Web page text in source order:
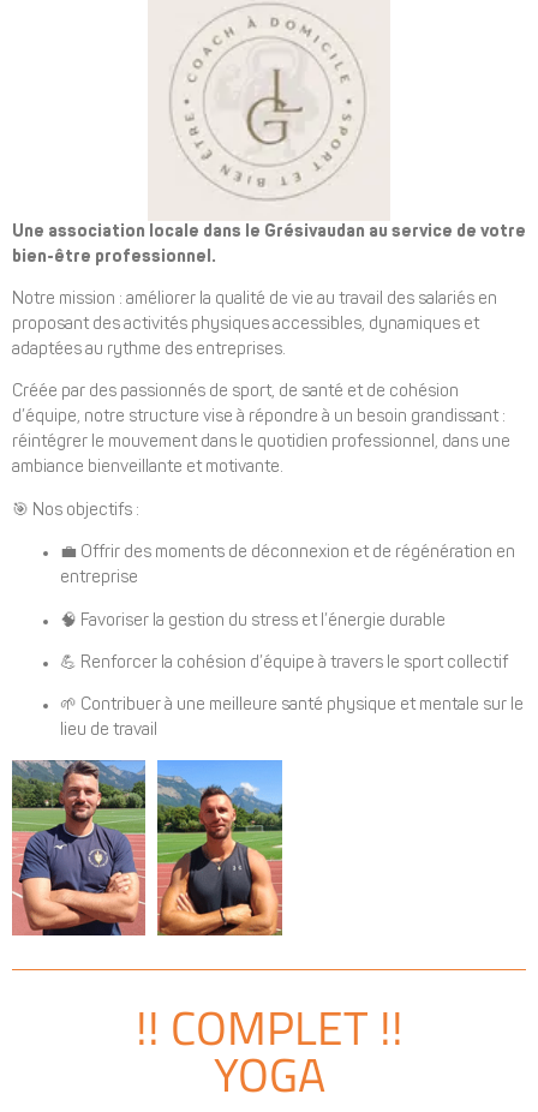
Une association locale dans le Grésivaudan au service de votre
bien-être professionnel.
Notre mission : améliorer la qualité de vie au travail des salariés en
proposant des activités physiques accessibles, dynamiques et
adaptées au rythme des entreprises.
Créée par des passionnés de sport, de santé et de cohésion
d’équipe, notre structure vise à répondre à un besoin grandissant :
réintégrer le mouvement dans le quotidien professionnel, dans une
ambiance bienveillante et motivante.
🎯 Nos objectifs :
💼 Offrir des moments de déconnexion et de régénération en
entreprise
🧠 Favoriser la gestion du stress et l’énergie durable
💪 Renforcer la cohésion d’équipe à travers le sport collectif
🌱 Contribuer à une meilleure santé physique et mentale sur le
lieu de travail
!! COMPLET !!
YOGA